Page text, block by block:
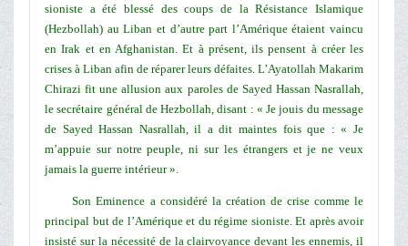
sioniste a été blessé des coups de la Résistance Islamique
(Hezbollah) au Liban et d’autre part l’Amérique étaient vaincu
en Irak et en Afghanistan. Et à présent, ils pensent à créer les
crises à Liban afin de réparer leurs défaites. L’Ayatollah Makarim
Chirazi fit une allusion aux paroles de Sayed Hassan Nasrallah,
le secrétaire général de Hezbollah, disant : « Je jouis du message
de Sayed Hassan Nasrallah, il a dit maintes fois que : « Je
m’appuie sur notre peuple, ni sur les étrangers et je ne veux
jamais la guerre intérieur ».
Son Eminence a considéré la création de crise comme le
principal but de l’Amérique et du régime sioniste. Et après avoir
insisté sur la nécessité de la clairvoyance devant les ennemis, il